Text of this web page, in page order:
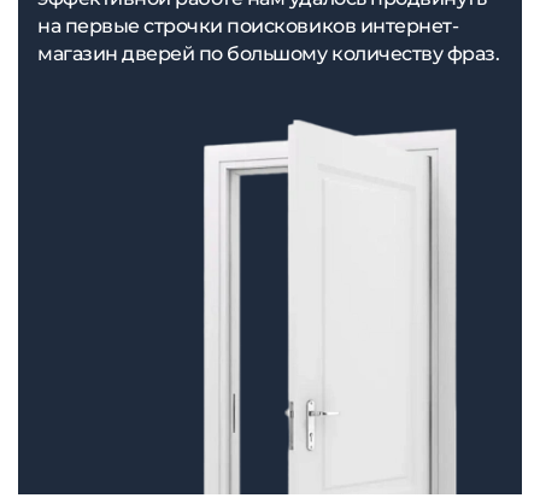
на первые строчки поисковиков интернет-
магазин дверей по большому количеству фраз.